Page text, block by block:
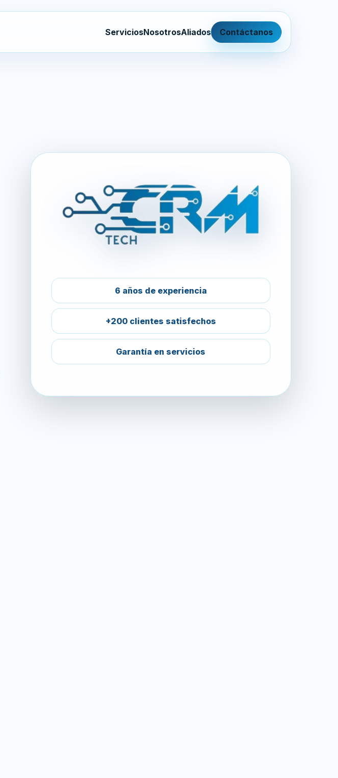
ServiciosNosotrosAliados Contáctanos
6 años de experiencia
+200 clientes satisfechos
Garantía en servicios